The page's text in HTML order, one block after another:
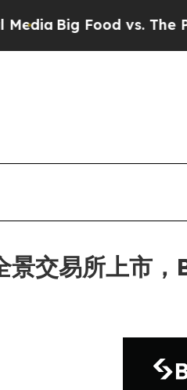
Food vs. The People.
景交易所上市